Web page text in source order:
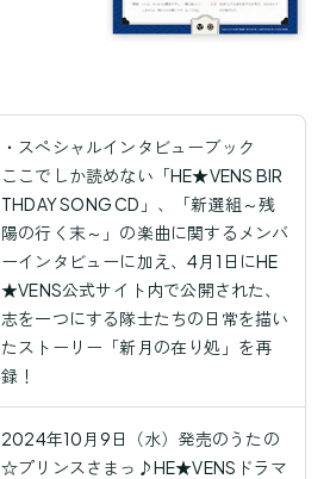
・スペシャルインタビューブック
ここでしか読めない「HE★VENS BIR
THDAY SONG CD」、「新選組～残
陽の行く末～」の楽曲に関するメンバ
ーインタビューに加え、4月1日にHE
★VENS公式サイト内で公開された、
志を一つにする隊士たちの日常を描い
たストーリー「新月の在り処」を再
録！
2024年10 月 9 日（水）発売のうたの
☆プリンスさまっ♪HE★VENS ドラマ